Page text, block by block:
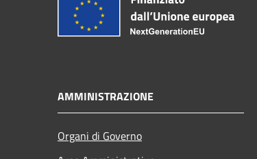
AMMINISTRAZIONE
Organi di Governo